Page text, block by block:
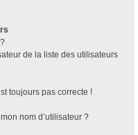
de la liste des utilisateurs
toujours pas correcte !
nom d’utilisateur ?